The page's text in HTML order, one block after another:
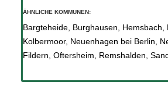
ÄHNLICHE KOMMUNEN:
Bargteheide, Burghausen Hemsbach
Kolbermoor, Neuenhagen bei Berlin
Fildern Oftersheim Remshalden